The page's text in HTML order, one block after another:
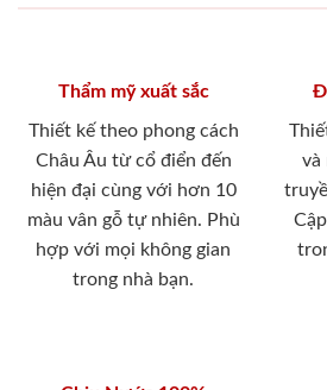
Thẩm mỹ xuất sắc
Thiết kế theo phong cách
Châu Âu từ cổ điển đến
hiện đại cùng với hơn 10
màu vân gỗ tự nhiên. Phù
hợp với mọi không gian
trong nhà bạn.
và